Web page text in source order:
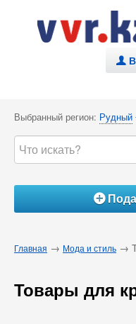
.
Выбранный регион: Рудный
Á
Главная → Мода и стиль →
Товары для